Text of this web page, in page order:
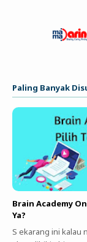
Paling Banyak
Brain Academy
Ya?
S ekarang ini kalau